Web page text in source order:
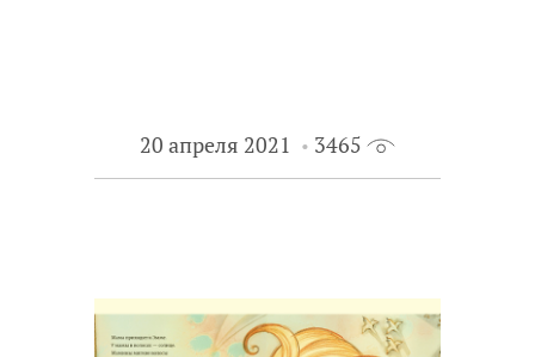
20 апреля 2021 3465